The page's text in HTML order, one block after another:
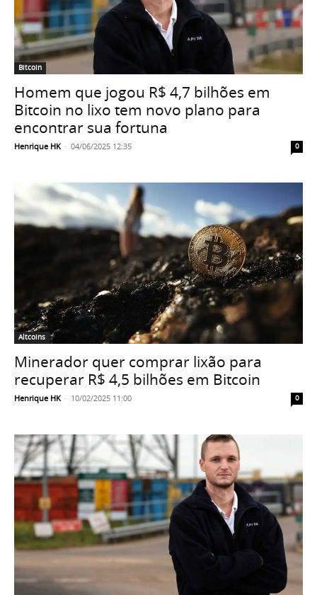
Bitcoin
Homem que jogou R$ 4,7 bilhões em
Bitcoin no lixo tem novo plano para
encontrar sua fortuna
Henrique HK - 04/06/2025 12:35 0
Altcoins
Minerador quer comprar lixão para
recuperar R$ 4,5 bilhões em Bitcoin
Henrique HK - 10/02/2025 11:00 0